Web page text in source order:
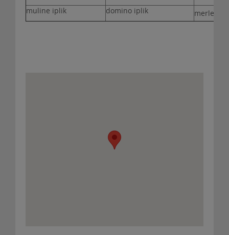
muline iplik
domino iplik merlet